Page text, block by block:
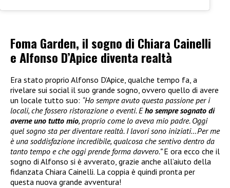
Foma Garden, il sogno di Chiara Cainelli
e Alfonso D’Apice diventa realtà
Era stato proprio Alfonso D’Apice, qualche tempo fa, a
rivelare sui social il suo grande sogno, ovvero quello di avere
un locale tutto suo: “Ho sempre avuto questa passione per i
locali, che fossero ristorazione o eventi. Eho sempre sognato di
averne uno tutto mio, proprio come lo aveva mio padre. Oggi
quel sogno sta per diventare realtà. I lavori sono iniziati…Per me
è una soddisfazione incredibile, qualcosa che sentivo dentro da
tanto tempo e che oggi prende forma davvero.”E ora ecco che il
sogno di Alfonso si è avverato, grazie anche all’aiuto della
fidanzata Chiara Cainelli. La coppia è quindi pronta per
questa nuova grande avventura!